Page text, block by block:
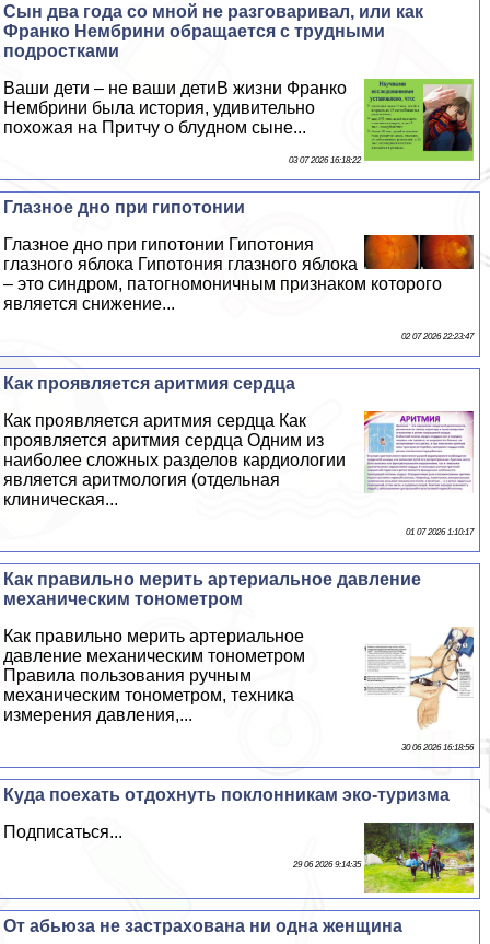
Сын два года со мной не разговаривал, или как
Франко Нембрини обращается с трудными
подростками
Ваши дети – не ваши детиВ жизни Франко
Нембрини была история, удивительно
похожая на Притчу о блyдном сыне...
03 07 2026 16:18:22
Глазное дно при гипотонии
Глазное дно при гипотонии Гипотония
глазного яблока Гипотония глазного яблока
– это синдром, патогномоничным признаком которого
является снижение...
02 07 2026 22:23:47
Как проявляется аритмия сердца
Как проявляется аритмия сердца Как
проявляется аритмия сердца Одним из
наиболее сложных разделов кардиологии
является аритмология (отдельная
клиническая...
01 07 2026 1:10:17
Как правильно мерить артериальное давление
механическим тонометром
Как правильно мерить артериальное
давление механическим тонометром
Правила пользования ручным
механическим тонометром, техника
измерения давления,...
30 06 2026 16:18:56
Куда поехать отдохнуть поклонникам эко-туризма
Подписаться...
29 06 2026 9:14:35
От абьюза не застрахована ни одна женщина